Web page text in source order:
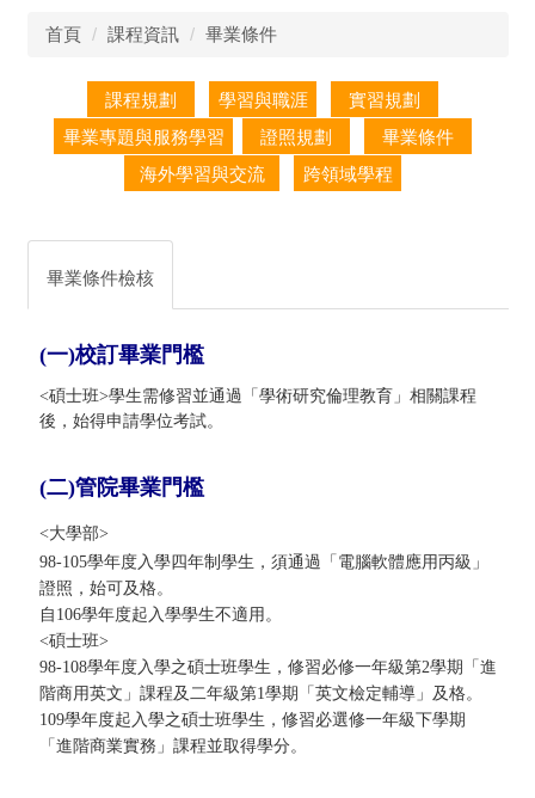
首頁 課程資訊 畢業條件
畢業條件檢核
(一)校訂畢業門檻
<碩士班>學生需修習並通過「學術研究倫理教育」相關課程
後，始得申請學位考試。
(二)管院畢業門檻
<大學部>
98-105學年度入學四年制學生，須通過「電腦軟體應用丙級」
證照，始可及格。
自106學年度起入學學生不適用。
<碩士班>
98-108學年度入學之碩士班學生，修習必修一年級第2學期「進
階商用英文」課程及二年級第1學期「英文檢定輔導」及格。
109學年度起入學之碩士班學生，修習必選修一年級下學期
「進階商業實務」課程並取得學分。